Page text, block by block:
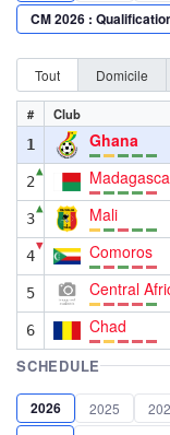
CM 2026 :
Tout Domicile
#
Club
1
Ghana
2
▲
3
▲ Mali
4
▼ Comoros
5 Central
6 Chad
SCHEDULE
2026 2025